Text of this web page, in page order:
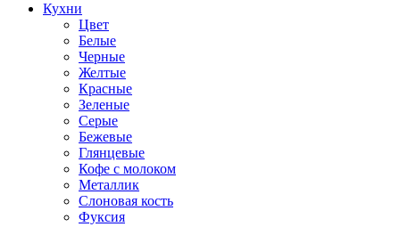
Кухни
Цвет
Белые
Черные
Желтые
Красные
Зеленые
Серые
Бежевые
Глянцевые
Кофе с молоком
Металлик
Слоновая кость
Фуксия